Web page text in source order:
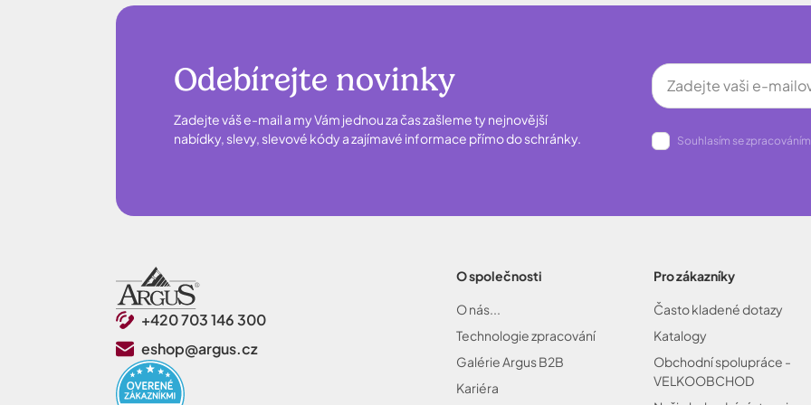
Odebírejte novinky
Zadejte váš e-mail a my Vám jednou za čas zašleme ty nejnovější
nabídky, slevy, slevové kódy a zajímavé informace přímo do schránky.
Souhlasím se
+420 703 146 300
eshop@argus.cz
O společnosti
O nás...
Technologie zpracování
Galérie Argus B2B
Kariéra
Pro zákazníky
Často kladené dotazy
Katalogy
Obchodní spolupráce -
VELKOOBCHOD